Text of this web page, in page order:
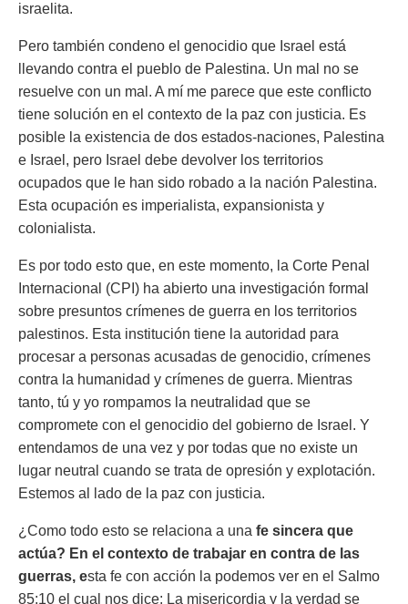
israelita.
Pero también condeno el genocidio que Israel está
llevando contra el pueblo de Palestina. Un mal no se
resuelve con un mal. A mí me parece que este conflicto
tiene solución en el contexto de la paz con justicia. Es
posible la existencia de dos estados-naciones, Palestina
e Israel, pero Israel debe devolver los territorios
ocupados que le han sido robado a la nación Palestina.
Esta ocupación es imperialista, expansionista y
colonialista.
Es por todo esto que, en este momento, la Corte Penal
Internacional (CPI) ha abierto una investigación formal
sobre presuntos crímenes de guerra en los territorios
palestinos. Esta institución tiene la autoridad para
procesar a personas acusadas de genocidio, crímenes
contra la humanidad y crímenes de guerra. Mientras
tanto, tú y yo rompamos la neutralidad que se
compromete con el genocidio del gobierno de Israel. Y
entendamos de una vez y por todas que no existe un
lugar neutral cuando se trata de opresión y explotación.
Estemos al lado de la paz con justicia.
¿Como todo esto se relaciona a una fe sincera que
actúa? En el contexto de trabajar en contra de las
guerras, esta fe con acción la podemos ver en el Salmo
85:10 el cual nos dice: La misericordia y la verdad se